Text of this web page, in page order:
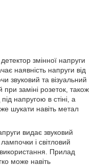
змінної напруги
наявність напруги від
звуковий та візуальний
заміні розеток, також
напругою в стіні, а
шукати навіть метал
видає звуковий
і світловий
Прилад
може навіть